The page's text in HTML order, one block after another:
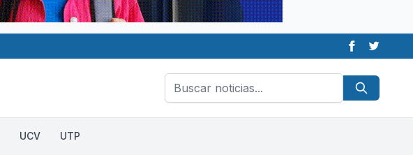
UCV UTP